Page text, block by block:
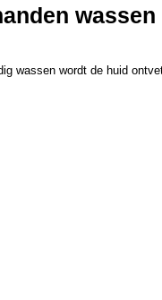
wassen
wassen wordt de huid